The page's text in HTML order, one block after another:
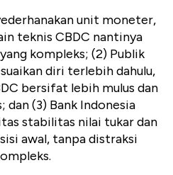
unit moneter,
teknis CBDC nantinya
kompleks; (2) Publik
diri terlebih dahulu,
bersifat lebih mulus dan
dan (3) Bank Indonesia
stabilitas nilai tukar dan
awal, tanpa distraksi